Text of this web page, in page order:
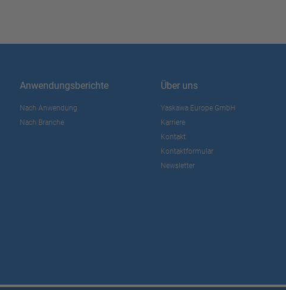
Anwendungsberichte
Nach Anwendung
Nach Branche
Über uns
Yaskawa Europe GmbH
Karriere
Kontakt
Kontaktformular
Newsletter